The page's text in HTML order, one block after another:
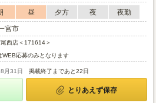
昼 夕方 夜
夜勤
宮市
西店＜171614＞
応募のみとなります
月31日 掲載終了まであと22日
とりあえず保存